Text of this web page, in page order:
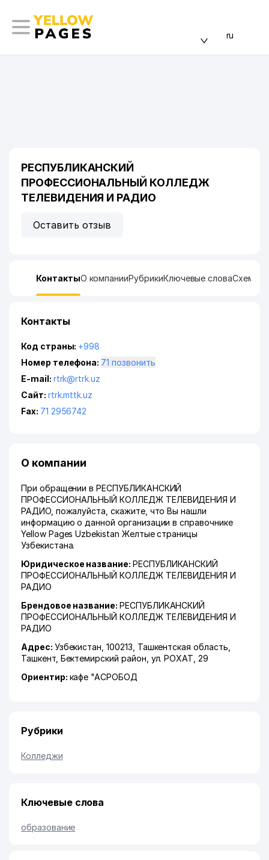
ru
РЕСПУБЛИКАНСКИЙ
ПРОФЕССИОНАЛЬНЫЙ КОЛЛЕДЖ
ТЕЛЕВИДЕНИЯ И РАДИО
Оставить отзыв
КонтактыО компанииРубрикиКлючевые словаСхема
Контакты
Код страны: +998
Номер телефона:
71 позвонить
E-mail: rtrk@rtrk.uz
Сайт: rtrk.mttk.uz
Fax: 71 2956742
О компании
При обращении в РЕСПУБЛИКАНСКИЙ
ПРОФЕССИОНАЛЬНЫЙ КОЛЛЕДЖ ТЕЛЕВИДЕНИЯ И
РАДИО, пожалуйста, скажите, что Вы нашли
информацию о данной организации в справочнике
Yellow Pages Uzbekistan Желтые страницы
Узбекистана.
Юридическое название: РЕСПУБЛИКАНСКИЙ
ПРОФЕССИОНАЛЬНЫЙ КОЛЛЕДЖ ТЕЛЕВИДЕНИЯ И
РАДИО
Брендовое название: РЕСПУБЛИКАНСКИЙ
ПРОФЕССИОНАЛЬНЫЙ КОЛЛЕДЖ ТЕЛЕВИДЕНИЯ И
РАДИО
Адрес: Узбекистан, 100213, Ташкентская область
Ташкент, Бектемирский район ул. РОХАТ , 29
Ориентир: кафе "АСРОБОД
Рубрики
Колледжи
Ключевые слова
образование